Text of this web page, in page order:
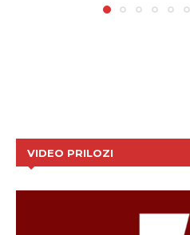
VIDEO PRILOZI